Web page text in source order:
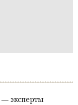
— эксперты